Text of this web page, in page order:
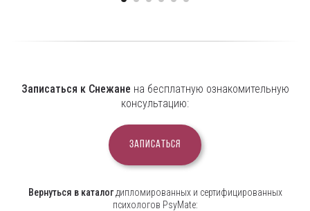
Записаться к Снежане на бесплатную ознакомительную
консультацию:
Записаться
Вернуться в каталогдипломированных и сертифицированных
психологов PsyMate: